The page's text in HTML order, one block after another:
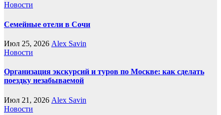
Новости
Семейные отели в Сочи
Июл 25, 2026 Alex Savin
Новости
Организация экскурсий и туров по Москве: как сделать
поездку незабываемой
Июл 21, 2026 Alex Savin
Новости